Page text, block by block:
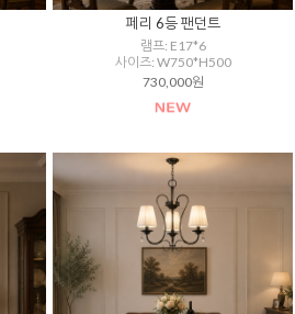
페리 6등 팬던트
램프: E17*6
사이즈: W750*H500
730,000원